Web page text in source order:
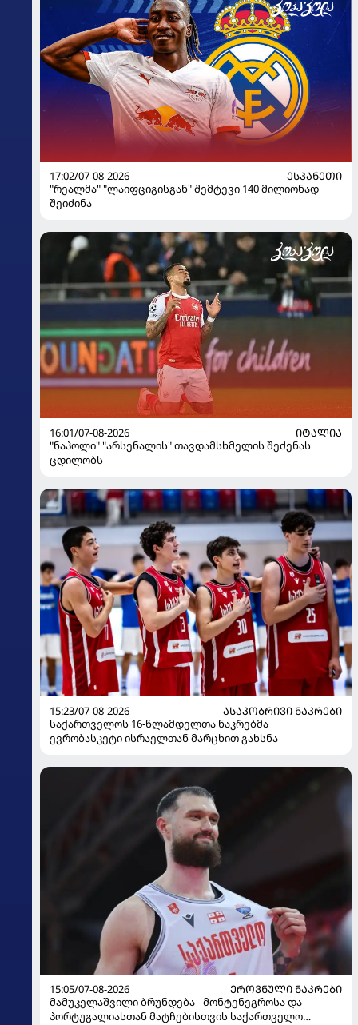
17:02/07-08-2026
ᲔᲡᲞᲐᲜᲔᲗᲘ
"რეალმა" "ლაიფციგისგან" შემტევი 140 მილიონად
შეიძინა
16:01/07-08-2026
ᲘᲢᲐᲚᲘᲐ
"ნაპოლი" "არსენალის" თავდამსხმელის შეძენას
ცდილობს
15:23/07-08-2026
ᲐᲡᲐᲙᲝᲑᲠᲘᲕᲘ ᲜᲐᲙᲠᲔᲑᲘ
საქართველოს 16-წლამდელთა ნაკრებმა
ევრობასკეტი ისრაელთან მარცხით გახსნა
15:05/07-08-2026
ᲔᲠᲝᲕᲜᲣᲚᲘ ᲜᲐᲙᲠᲔᲑᲘ
მამუკელაშვილი ბრუნდება - მონტენეგროსა და
პორტუგალიასთან მატჩებისთვის საქართველო